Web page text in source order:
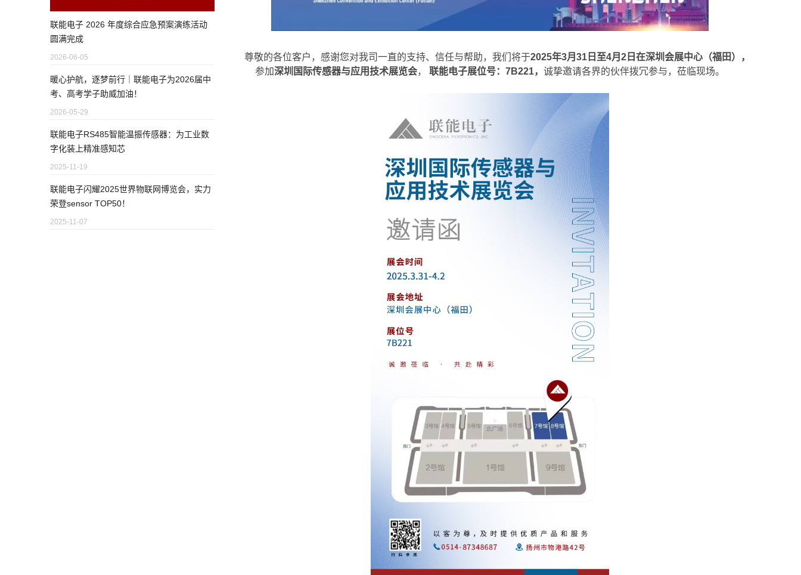
尊敬的各位客户，感谢您对我司一直的支持、信任与帮助，我们将于2025年3月31日至4月2日在深圳会展中心（福田），
参加深圳国际传感器与应用技术展览会， 联能电子展位号：7B221， 诚挚邀请各界的伙伴拨冗参与，莅临现场。
联能电子 2026 年度综合应急预案演练活动
圆满完成
2026-06-05
暖心护航，逐梦前行｜联能电子为2026届中
考、高考学子助威加油！
2026-05-29
联能电子RS485智能温振传感器：为工业数
字化装上精准感知芯
2025-11-19
联能电子闪耀2025世界物联网博览会，实力
荣登sensor TOP50！
2025-11-07